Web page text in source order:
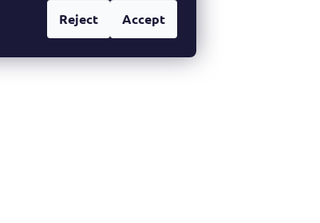
Reject Accept